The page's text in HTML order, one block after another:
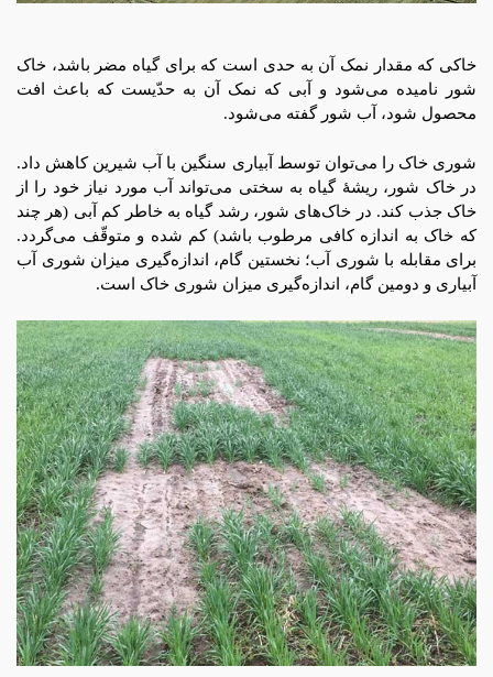
خاکی که مقدار نمک آن به حدی است که برای گیاه مضر باشد، خاک
شور نامیده می‌شود و آبی که نمک آن به حدّیست که باعث افت
محصول شود، آب شور گفته می‌شود.
شوری خاک را می‌توان توسط آبیاری سنگین با آب شیرین کاهش داد.
در خاک شور، ریشۀ گیاه به سختی می‌تواند آب مورد نیاز خود را از
خاک جذب کند. در خاک‌های شور، رشد گیاه به خاطر کم‌ آبی (هر چند
که خاک به اندازه کافی مرطوب باشد) کم شده و متوقّف می‌گردد.
برای مقابله با شوری آب؛ نخستین گام، اندازه‌گیری میزان شوری آب
آبیاری و دومین گام، اندازه‌گیری میزان شوری خاک است.